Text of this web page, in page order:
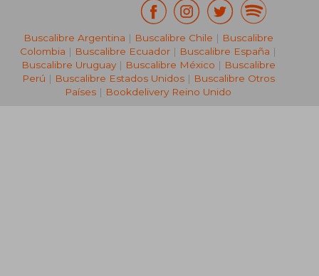
Buscalibre Argentina | Buscalibre Chile | Buscalibre
Colombia | Buscalibre Ecuador | Buscalibre España |
Buscalibre Uruguay| Buscalibre México | Buscalibre
Perú | Buscalibre Estados Unidos| Buscalibre Otros
Países | Bookdelivery Reino Unido